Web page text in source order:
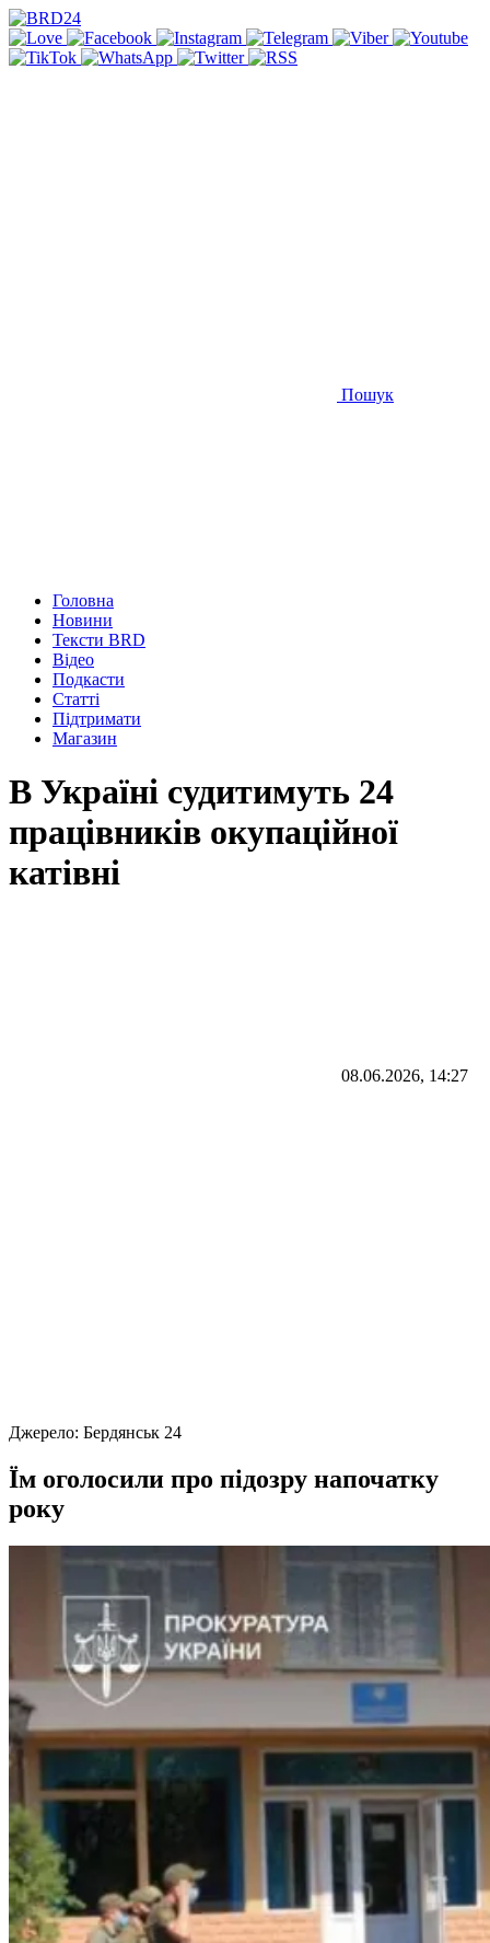
Пошук
Головна
Новини
Тексти BRD
Відео
Подкасти
Статті
Підтримати
Магазин
В Україні судитимуть 24
працівників окупаційної
катівні
08.06.2026, 14:27
Джерело: Бердянськ 24
Їм оголосили про підозру напочатку
року